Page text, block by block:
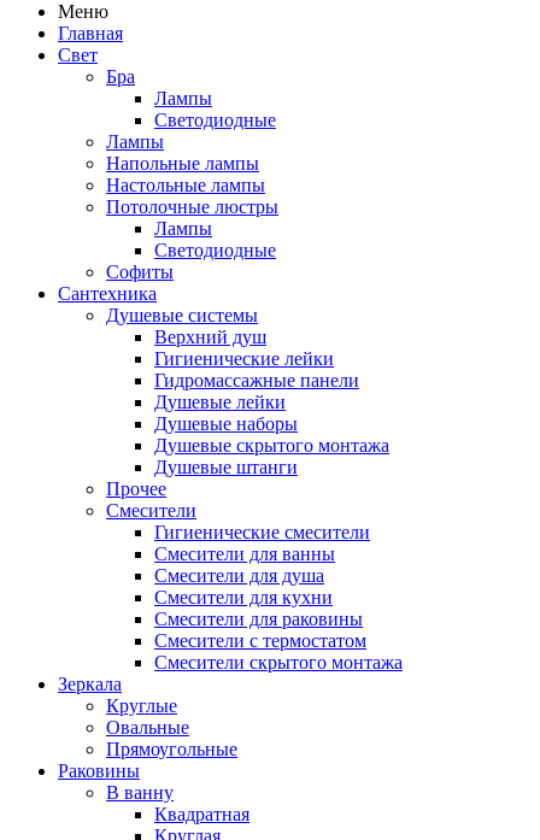
Меню
Главная
Свет
Бра
Лампы
Светодиодные
Лампы
Напольные лампы
Настольные лампы
Потолочные люстры
Лампы
Светодиодные
Софиты
Сантехника
Душевые системы
Верхний душ
Гигиенические лейки
Гидромассажные панели
Душевые лейки
Душевые наборы
Душевые скрытого монтажа
Душевые штанги
Прочее
Смесители
Гигиенические смесители
Смесители для ванны
Смесители для душа
Смесители для кухни
Смесители для раковины
Смесители с термостатом
Смесители скрытого монтажа
Зеркала
Круглые
Овальные
Прямоугольные
Раковины
В ванну
Квадратная
Круглая